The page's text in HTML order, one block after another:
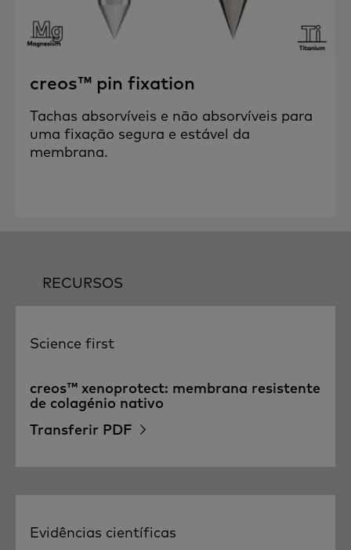
creos™ pin fixation
Tachas absorvíveis e não absorvíveis para
uma fixação segura e estável da
membrana.
RECURSOS
Science first
creos™ xenoprotect: membrana resistente
de colagénio nativo
Transferir PDF
Evidências científicas